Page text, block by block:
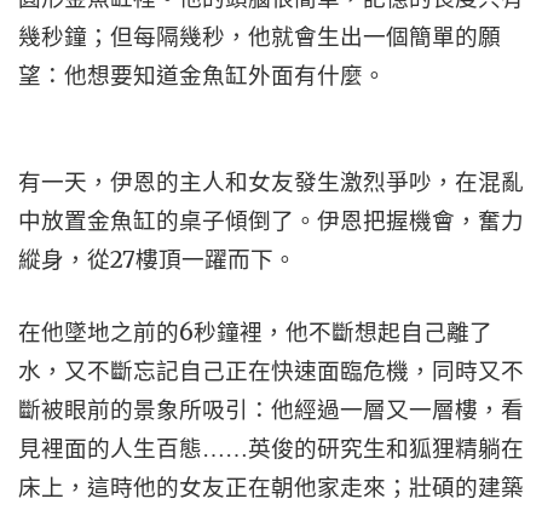
幾秒鐘；但每隔幾秒，他就會生出一個簡單的願
望：他想要知道金魚缸外面有什麼。
有一天，伊恩的主人和女友發生激烈爭吵，在混亂
中放置金魚缸的桌子傾倒了。伊恩把握機會，奮力
縱身，從27樓頂一躍而下。
在他墜地之前的6秒鐘裡，他不斷想起自己離了
水，又不斷忘記自己正在快速面臨危機，同時又不
斷被眼前的景象所吸引：他經過一層又一層樓，看
見裡面的人生百態……英俊的研究生和狐狸精躺在
床上，這時他的女友正在朝他家走來；壯碩的建築